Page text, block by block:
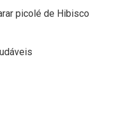
picolé de Hibisco